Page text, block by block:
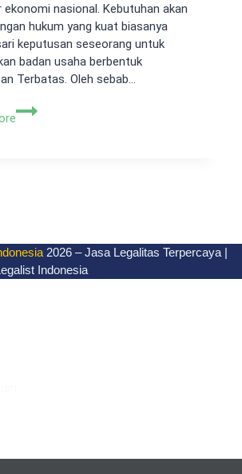
nasional. Kebutuhan akan
hukum yang kuat biasanya
keputusan seseorang untuk
badan usaha berbentuk
Terbatas. Oleh sebab…
PT
Pendiriannya2026 – Jasa Legalitas Terpercaya |
Indonesia